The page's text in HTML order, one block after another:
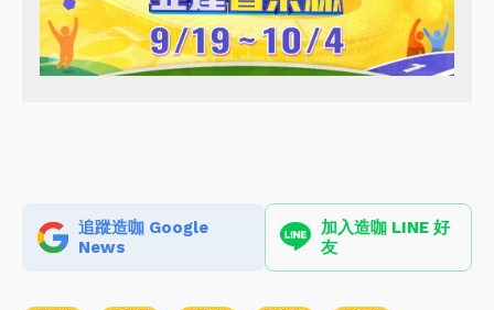
追蹤造咖 Google
News
加入造咖 LINE 好
友